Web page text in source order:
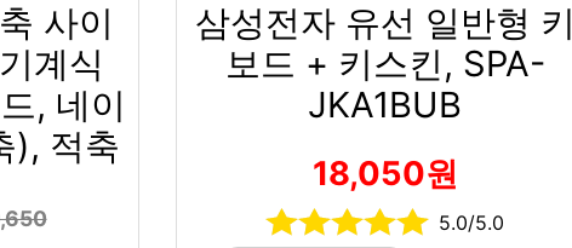
사이
계식
, 네이
), 적축
삼성전자 유선 일반형 키
보드 + 키스킨, SPA-
JKA1BUB
18,050원
5.0/5.0